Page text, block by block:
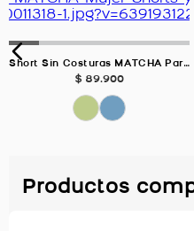
Short Sin Costuras MATCHA Para Mujer
$ 89.900
Productos